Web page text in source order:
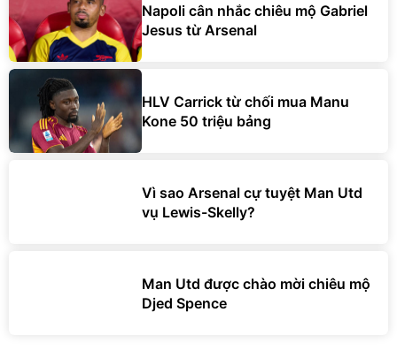
Napoli cân nhắc chiêu mộ Gabriel
Jesus từ Arsenal
HLV Carrick từ chối mua Manu
Kone 50 triệu bảng
Vì sao Arsenal cự tuyệt Man Utd
vụ Lewis-Skelly?
Man Utd được chào mời chiêu mộ
Djed Spence